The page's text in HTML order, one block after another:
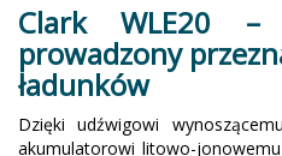
Clark WLE20 –
prowadzony
ładunków
Dzięki udźwigowi
akumulatorowi litowo-